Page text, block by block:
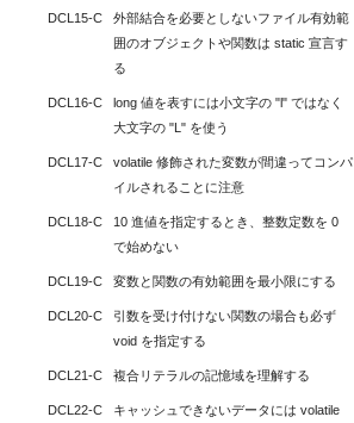
DCL15-C
外部結合を必要としないファイル有効範
囲のオブジェクトや関数は static 宣言す
る
DCL16-C
long 値を表すには小文字の "l" ではなく
大文字の "L" を使う
DCL17-C
volatile 修飾された変数が間違ってコンパ
イルされることに注意
DCL18-C
10 進値を指定するとき、整数定数を 0
で始めない
DCL19-C 変数と関数の有効範囲を最小限にする
DCL20-C
引数を受け付けない関数の場合も必ず
void を指定する
DCL21-C 複合リテラルの記憶域を理解する
DCL22-C
キャッシュできないデータには volatile